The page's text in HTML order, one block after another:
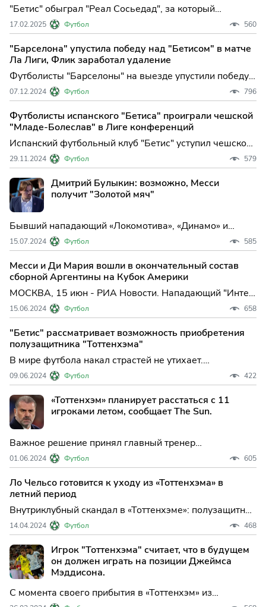
"Бетис" обыграл "Реал Сосьедад", за который
выступает российский полузащитник Арсен Захарян, в
матче 24-го тура чемпионата Испании по футболу.
Встреча в Севилье завершил...
17.02.2025 Футбол 560
"Барселона" упустила победу над "Бетисом" в матче
Ла Лиги, Флик заработал удаление
Футболисты "Барселоны" на выезде упустили победу
над "Бетисом" в матче 16-го тура чемпионата
Испании, в котором главный тренер "сине-
гранатовых" Ханс-Дитер Флик получил кр...
07.12.2024 Футбол 796
Футболисты испанского "Бетиса" проиграли чешской
"Младе-Болеслав" в Лиге конференций
Испанский футбольный клуб "Бетис" уступил чешской
"Младе-Болеслав" в матче четвертого тура основного
этапа Лиги конференций. Встреча в Младе-Болеслав
завершилась со счет...
29.11.2024 Футбол 579
Дмитрий Булыкин: возможно, Месси
получит "Золотой мяч"
Бывший нападающий «Локомотива», «Динамо» и
«Аякса» Дмитрий Булыкин высказал своё мнение
относительно возможной победы Лионеля Месси,
нападающего сборной Аргентины и клуба «Интер
Майами», в престижной номинации «Золотой мяч»
после триумфа на Кубке
15.07.2024 Футбол 585
Месси и Ди Мария вошли в окончательный состав
сборной Аргентины на Кубок Америки
МОСКВА, 15 июн - РИА Новости. Нападающий "Интер
Майами" Лионель Месси и форвард португальской
"Бенфики" Анхель Ди Мария вошли в окончательный
состав сборной Аргентины по футболу на Кубок
Америки. Гла...
15.06.2024 Футбол 658
"Бетис" рассматривает возможность приобретения
полузащитника "Тоттенхэма"
В мире футбола накал страстей не утихает.
Полузащитник Джовани Ло Чельсо и клуб «Тоттенхэм»
все еще на пути к разрыву отношений в этом летнем
трансферном окне.
09.06.2024 Футбол 422
«Тоттенхэм» планирует расстаться с 11
игроками летом, сообщает The Sun.
Важное решение принял главный тренер
«Тоттенхэма» Ангелос Постекоглу. Он планирует
провести крупномасштабную перестройку команды, в
результате которой до 11 футболистов могут покинуть
клуб. Об этом сообщает издание The Sun.
01.06.2024 Футбол 605
Ло Чельсо готовится к уходу из «Тоттенхэма» в
летний период
Внутриклубный скандал в «Тоттенхэме»: полузащитник
Джовани Ло Чельсо объявил о своем намерении
покинуть команду по окончании текущего сезона.
14.04.2024 Футбол 468
Игрок "Тоттенхэма" считает, что в будущем
он должен играть на позиции Джеймса
Мэддисона.
С момента своего прибытия в «Тоттенхэм» из
«Ювентуса» в январе 2022 года, Деян Кулушевски